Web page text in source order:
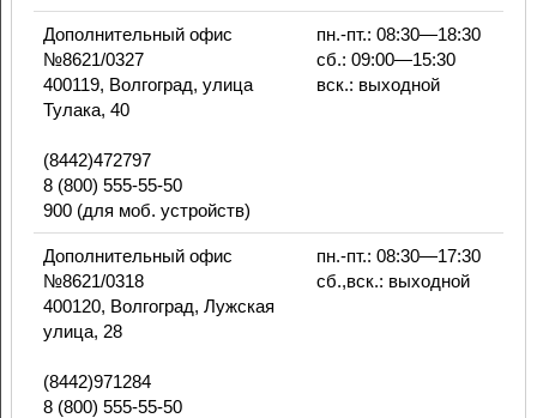
Дополнительный офис
№8621/0327
400119, Волгоград, улица
Тулака, 40
(8442)472797
8 (800) 555-55-50
900 (для моб. устройств)
пн.-пт.: 08:30—18:30
сб.: 09:00—15:30
вск.: выходной
Дополнительный офис
№8621/0318
400120, Волгоград, Лужская
улица, 28
(8442)971284
8 (800) 555-55-50
пн.-пт.: 08:30—17:30
сб.,вск.: выходной